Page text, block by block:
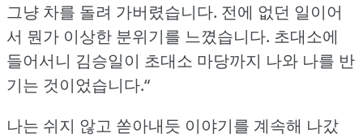
그냥 차를 돌려 가버렸습니다. 전에 없던 일이어
서 뭔가 이상한 분위기를 느꼈습니다. 초대소에
들어서니 김승일이 초대소 마당까지 나와 나를 반
기는 것이었습니다.“
나는 쉬지 않고 쏟아내듯 이야기를 계속해 나갔